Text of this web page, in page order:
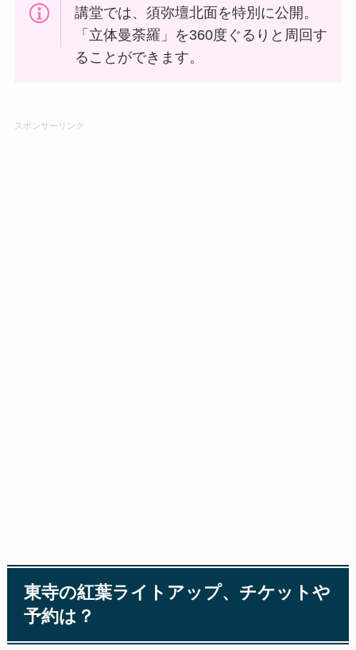
講堂では、須弥壇北面を特別に公開。
「立体曼荼羅」を360度ぐるりと周回す
ることができます。
スポンサーリンク
東寺の紅葉ライトアップ、チケットや
予約は？